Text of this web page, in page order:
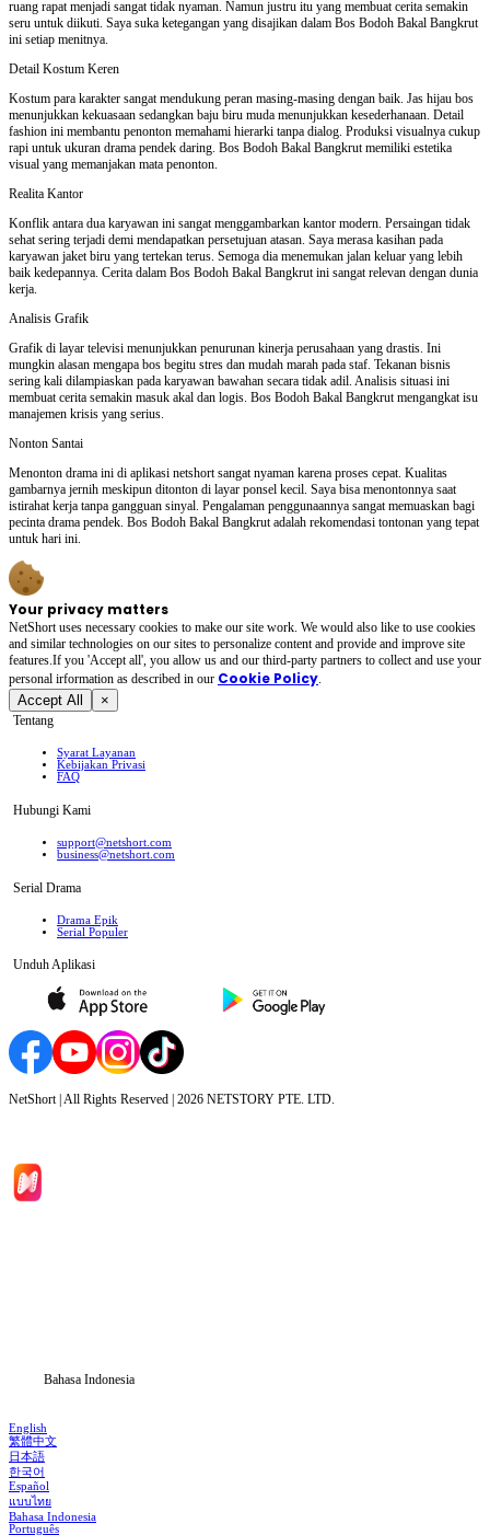
ruang rapat menjadi sangat tidak nyaman. Namun justru itu yang membuat cerita semakin
seru untuk diikuti. Saya suka ketegangan yang disajikan dalam Bos Bodoh Bakal Bangkrut
ini setiap menitnya.
Detail Kostum Keren
Kostum para karakter sangat mendukung peran masing-masing dengan baik. Jas hijau bos
menunjukkan kekuasaan sedangkan baju biru muda menunjukkan kesederhanaan. Detail
fashion ini membantu penonton memahami hierarki tanpa dialog. Produksi visualnya cukup
rapi untuk ukuran drama pendek daring. Bos Bodoh Bakal Bangkrut memiliki estetika
visual yang memanjakan mata penonton.
Realita Kantor
Konflik antara dua karyawan ini sangat menggambarkan kantor modern. Persaingan tidak
sehat sering terjadi demi mendapatkan persetujuan atasan. Saya merasa kasihan pada
karyawan jaket biru yang tertekan terus. Semoga dia menemukan jalan keluar yang lebih
baik kedepannya. Cerita dalam Bos Bodoh Bakal Bangkrut ini sangat relevan dengan dunia
kerja.
Analisis Grafik
Grafik di layar televisi menunjukkan penurunan kinerja perusahaan yang drastis. Ini
mungkin alasan mengapa bos begitu stres dan mudah marah pada staf. Tekanan bisnis
sering kali dilampiaskan pada karyawan bawahan secara tidak adil. Analisis situasi ini
membuat cerita semakin masuk akal dan logis. Bos Bodoh Bakal Bangkrut mengangkat isu
manajemen krisis yang serius.
Nonton Santai
Menonton drama ini di aplikasi netshort sangat nyaman karena proses cepat. Kualitas
gambarnya jernih meskipun ditonton di layar ponsel kecil. Saya bisa menontonnya saat
istirahat kerja tanpa gangguan sinyal. Pengalaman penggunaannya sangat memuaskan bagi
pecinta drama pendek. Bos Bodoh Bakal Bangkrut adalah rekomendasi tontonan yang tepat
untuk hari ini.
Your privacy matters
NetShort uses necessary cookies to make our site work. We would also like to use cookies
and similar technologies on our sites to personalize content and provide and improve site
features.If you 'Accept all', you allow us and our third-party partners to collect and use your
personal irformation as described in our Cookie Policy.
Accept All ×
Tentang
Syarat Layanan
Kebijakan Privasi
FAQ
Hubungi Kami
support@netshort.com
business@netshort.com
Serial Drama
Drama Epik
Serial Populer
Unduh Aplikasi
NetShort | All Rights Reserved | 2026 NETSTORY PTE. LTD.
Bahasa Indonesia
English
繁體中文
日本語
한국어
Español
แบบไทย
Bahasa Indonesia
Português